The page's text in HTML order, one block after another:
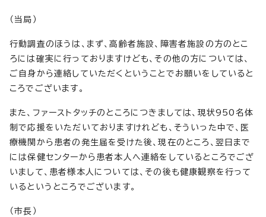
（当局）
行動調査のほうは、まず、高齢者施設、障害者施設の方のとこ
ろには確実に行っておりますけども、その他の方については、
ご自身から連絡していただくということでお願いをしていると
ころでございます。
また、ファーストタッチのところにつきましては、現状950名体
制で応援をいただいておりますけれども、そういった中で、医
療機関から患者の発生届を受けた後、現在のところ、翌日まで
には保健センターから患者本人へ連絡をしているところでござ
いまして、患者様本人については、その後も健康観察を行って
いるというところでございます。
（市長）